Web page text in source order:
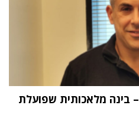
"העתיד הוא Physical AI – בינה מלאכותית שפועלת